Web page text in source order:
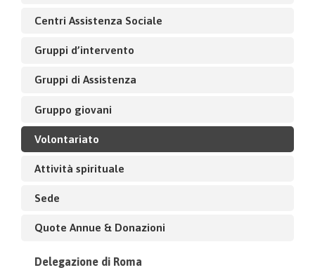
Centri Assistenza Sociale
Gruppi d’intervento
Gruppi di Assistenza
Gruppo giovani
Volontariato
Attività spirituale
Sede
Quote Annue & Donazioni
Delegazione di Roma